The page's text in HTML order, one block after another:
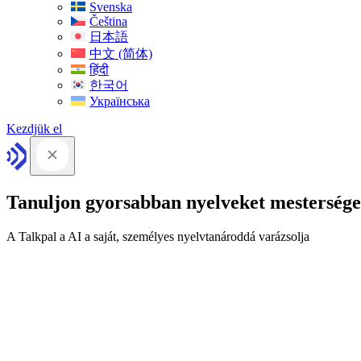
Svenska
Čeština
日本語
中文 (简体)
हिंदी
한국어
Українська
Kezdjük el
Tanuljon gyorsabban nyelveket
A Talkpal a AI a saját, személyes nyelvtanároddá varázsolja